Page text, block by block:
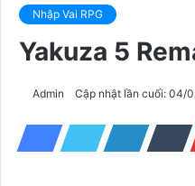
Nhập Vai RPG
Yakuza 5
Admin Cập nhật lần cuối: 04/